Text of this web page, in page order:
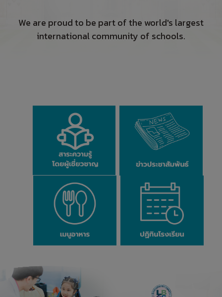
We are proud to be part of the world's largest
international community of schools.